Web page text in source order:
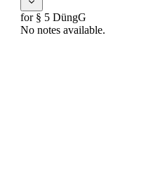
for § 5 DüngG
No notes available.